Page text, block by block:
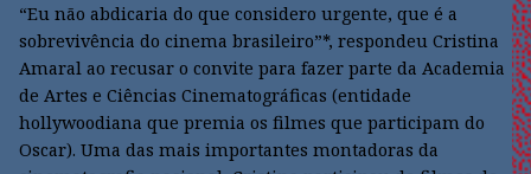
“Eu não abdicaria do que considero urgente, que é a
sobrevivência do cinema brasileiro”*, respondeu Cristina
Amaral ao recusar o convite para fazer parte da Academia
de Artes e Ciências Cinematográficas (entidade
hollywoodiana que premia os filmes que participam do
Oscar). Uma das mais importantes montadoras da